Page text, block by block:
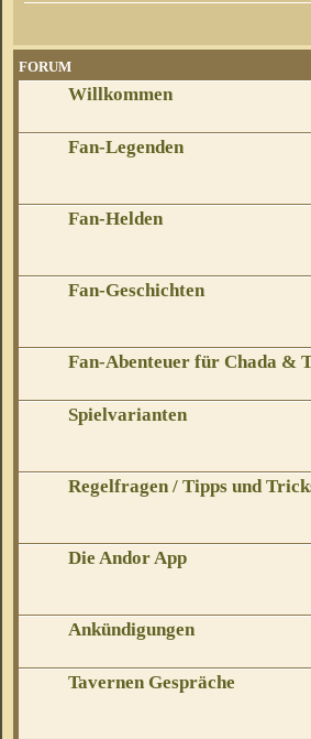
FORUM
Willkommen
Fan-Legenden
Fan-Helden
Fan-Geschichten
Fan-Abenteuer für Chada &
Spielvarianten
Regelfragen / Tipps und
Die Andor App
Ankündigungen
Tavernen Gespräche